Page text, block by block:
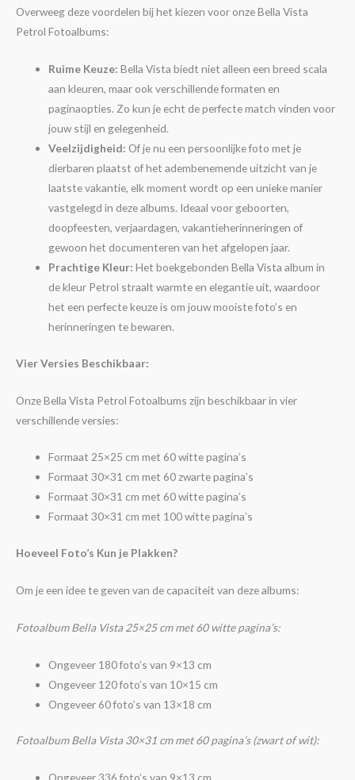
Overweeg deze voordelen bij het kiezen voor onze Bella Vista
Petrol Fotoalbums:
Ruime Keuze: Bella Vista biedt niet alleen een breed scala
aan kleuren, maar ook verschillende formaten en
paginaopties. Zo kun je echt de perfecte match vinden voor
jouw stijl en gelegenheid.
Veelzijdigheid: Of je nu een persoonlijke foto met je
dierbaren plaatst of het adembenemende uitzicht van je
laatste vakantie, elk moment wordt op een unieke manier
vastgelegd in deze albums. Ideaal voor geboorten,
doopfeesten, verjaardagen, vakantieherinneringen of
gewoon het documenteren van het afgelopen jaar.
Prachtige Kleur: Het boekgebonden Bella Vista album in
de kleur Petrol straalt warmte en elegantie uit, waardoor
het een perfecte keuze is om jouw mooiste foto’s en
herinneringen te bewaren.
Vier Versies Beschikbaar:
Onze Bella Vista Petrol Fotoalbums zijn beschikbaar in vier
verschillende versies:
Formaat 25×25 cm met 60 witte pagina’s
Formaat 30×31 cm met 60 zwarte pagina’s
Formaat 30×31 cm met 60 witte pagina’s
Formaat 30×31 cm met 100 witte pagina’s
Hoeveel Foto’s Kun je Plakken?
Om je een idee te geven van de capaciteit van deze albums:
Fotoalbum Bella Vista 25×25 cm met 60 witte pagina’s:
Ongeveer 180 foto’s van 9×13 cm
Ongeveer 120 foto’s van 10×15 cm
Ongeveer 60 foto’s van 13×18 cm
Fotoalbum Bella Vista 30×31 cm met 60 pagina’s (zwart of wit):
Ongeveer 336 foto’s van 9×13 cm